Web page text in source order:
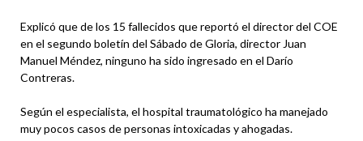
Explicó que de los 15 fallecidos que reportó el director del COE
en el segundo boletín del Sábado de Gloria, director Juan
Manuel Méndez, ninguno ha sido ingresado en el Darío
Contreras.
Según el especialista, el hospital traumatológico ha manejado
muy pocos casos de personas intoxicadas y ahogadas.